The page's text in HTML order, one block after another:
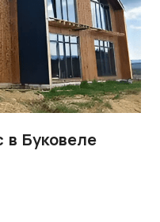
в Буковеле